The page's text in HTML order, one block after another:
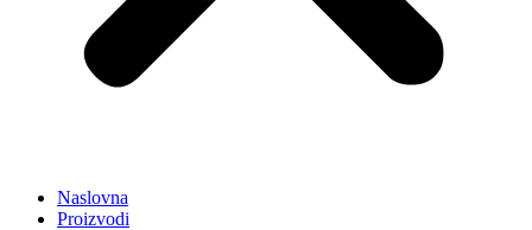
Naslovna
Proizvodi